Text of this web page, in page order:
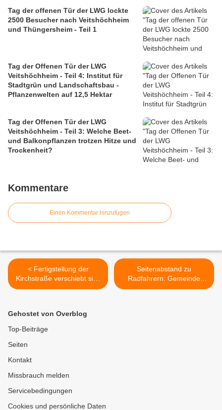
Tag der offenen Tür der LWG lockte
2500 Besucher nach Veitshöchheim
und Thüngersheim - Teil 1
Tag der Offenen Tür der LWG
Veitshöchheim - Teil 4: Institut für
Stadtgrün und Landschaftsbau -
Pflanzenwelten auf 12,5 Hektar
Tag der Offenen Tür der LWG
Veitshöchheim - Teil 3: Welche Beet-
und Balkonpflanzen trotzen Hitze und
Trockenheit?
Kommentare
Einen Kommentar hinzufügen
< Fertigstellung der
Kirchstraße verschiebt sich
fast um ein Jahr bis
Seitenabstand zu
Radfahrern: Gemeinde
Veitshöchheim startet
Gehostet von Overblog
Top-Beiträge
Seiten
Kontakt
Missbrauch melden
Servicebedingungen
Cookies und persönliche Daten